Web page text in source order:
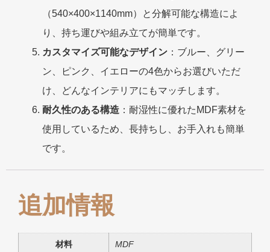
（540×400×1140mm）と分解可能な構造によ
り、持ち運びや組み立てが簡単です。
カスタマイズ可能なデザイン ：ブルー、グリー
ン、ピンク、イエローの4色からお選びいただ
け、どんなインテリアにもマッチします。
耐久性のある構造 ：耐湿性に優れたMDF素材を
使用しているため、長持ちし、お手入れも簡単
です。
追加情報
材料 MDF